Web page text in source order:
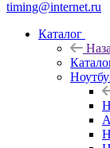
timing@internet.ru
Каталог